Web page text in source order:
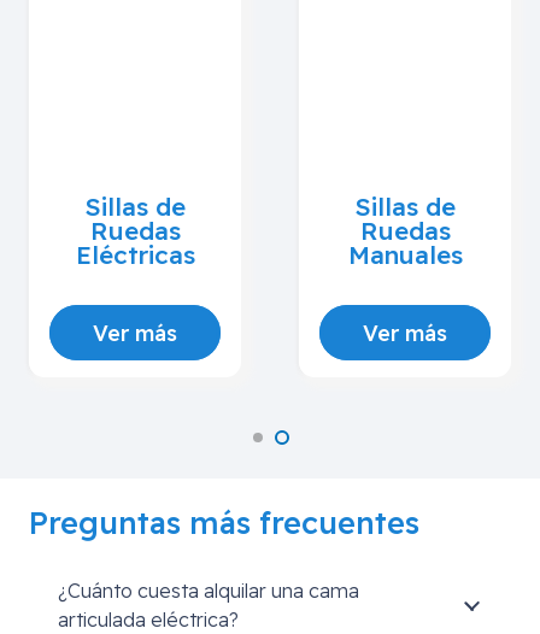
Grúas Para
Enfermos
Ver más
Sillas de
Ruedas
Eléctricas
Ver más
Preguntas más frecuentes
¿Cuánto cuesta alquilar una cama
articulada eléctrica?